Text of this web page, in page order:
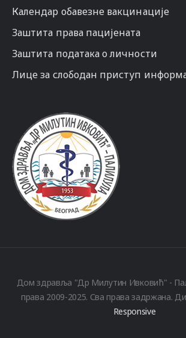
Календар обавезне вакцинације
Заштита права пацијената
Заштита података о личности
Лице за слободан приступ
Дом здравља "Др Милутин Ивковић" -
права 2009-2025. Сва права задржана.
Responsive